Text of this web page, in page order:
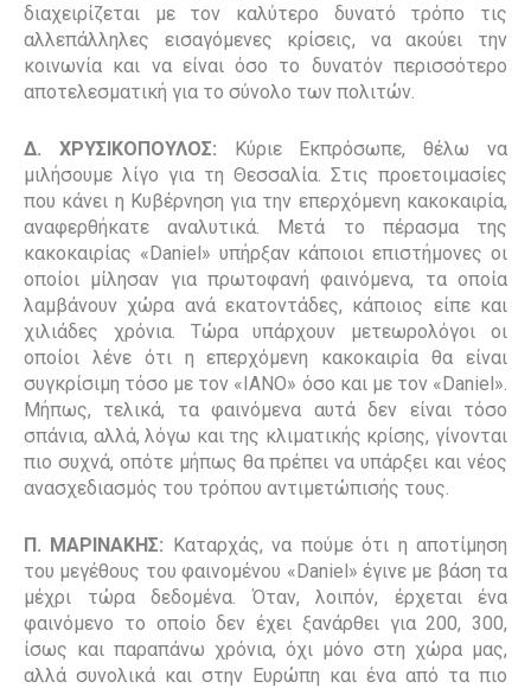
διαχειρίζεται με τον καλύτερο δυνατό τρόπο τις
αλλεπάλληλες εισαγόμενες κρίσεις, να ακούει την
κοινωνία και να είναι όσο το δυνατόν περισσότερο
αποτελεσματική για το σύνολο των πολιτών.
Δ. ΧΡΥΣΙΚΟΠΟΥΛΟΣ: Κύριε Εκπρόσωπε, θέλω να
μιλήσουμε λίγο για τη Θεσσαλία. Στις προετοιμασίες
που κάνει η Κυβέρνηση για την επερχόμενη κακοκαιρία,
αναφερθήκατε αναλυτικά. Μετά το πέρασμα της
κακοκαιρίας «Daniel» υπήρξαν κάποιοι επιστήμονες οι
οποίοι μίλησαν για πρωτοφανή φαινόμενα, τα οποία
λαμβάνουν χώρα ανά εκατοντάδες, κάποιος είπε και
χιλιάδες χρόνια. Τώρα υπάρχουν μετεωρολόγοι οι
οποίοι λένε ότι η επερχόμενη κακοκαιρία θα είναι
συγκρίσιμη τόσο με τον «ΙΑΝΟ» όσο και με τον «Daniel».
Μήπως, τελικά, τα φαινόμενα αυτά δεν είναι τόσο
σπάνια, αλλά, λόγω και της κλιματικής κρίσης, γίνονται
πιο συχνά, οπότε μήπως θα πρέπει να υπάρξει και νέος
ανασχεδιασμός του τρόπου αντιμετώπισής τους.
Π. ΜΑΡΙΝΑΚΗΣ: Καταρχάς, να πούμε ότι η αποτίμηση
του μεγέθους του φαινομένου «Daniel» έγινε με βάση τα
μέχρι τώρα δεδομένα. Όταν, λοιπόν, έρχεται ένα
φαινόμενο το οποίο δεν έχει ξανάρθει για 200, 300,
ίσως και παραπάνω χρόνια, όχι μόνο στη χώρα μας,
αλλά συνολικά και στην Ευρώπη και ένα από τα πιο